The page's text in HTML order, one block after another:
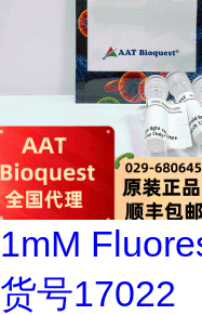
1mM
货号17022